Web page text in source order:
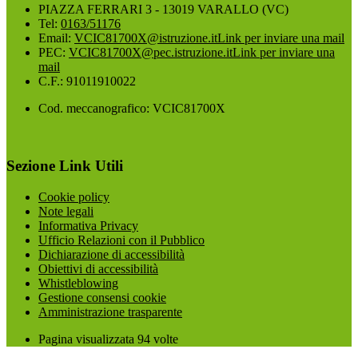
PIAZZA FERRARI 3 - 13019 VARALLO (VC)
Tel: 0163/51176
Email: VCIC81700X@istruzione.itLink per inviare una mail
PEC: VCIC81700X@pec.istruzione.itLink per inviare una
mail
C.F.: 91011910022
Cod. meccanografico: VCIC81700X
Sezione Link Utili
Cookie policy
Note legali
Informativa Privacy
Ufficio Relazioni con il Pubblico
Dichiarazione di accessibilità
Obiettivi di accessibilità
Whistleblowing
Gestione consensi cookie
Amministrazione trasparente
Pagina visualizzata 94 volte